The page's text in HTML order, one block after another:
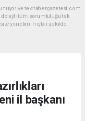
ve tekhabergazetesi.com
dolaylı tüm sorumluluğu tek
site yönetimi hiçbir şekilde
il başkanı